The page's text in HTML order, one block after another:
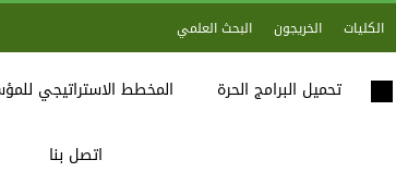
الكليات الخريجون البحث العلمي
تحميل البرامج الحرة المخطط الاستراتيجي للمؤسسة
اتصل بنا